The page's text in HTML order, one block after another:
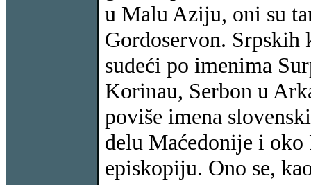
u Malu Aziju, oni su
Gordoservon.
sudeći po imenima
Korinau, Serbon u
poviše imena
delu Maćedonije i oko
episkopiju. Ono se,